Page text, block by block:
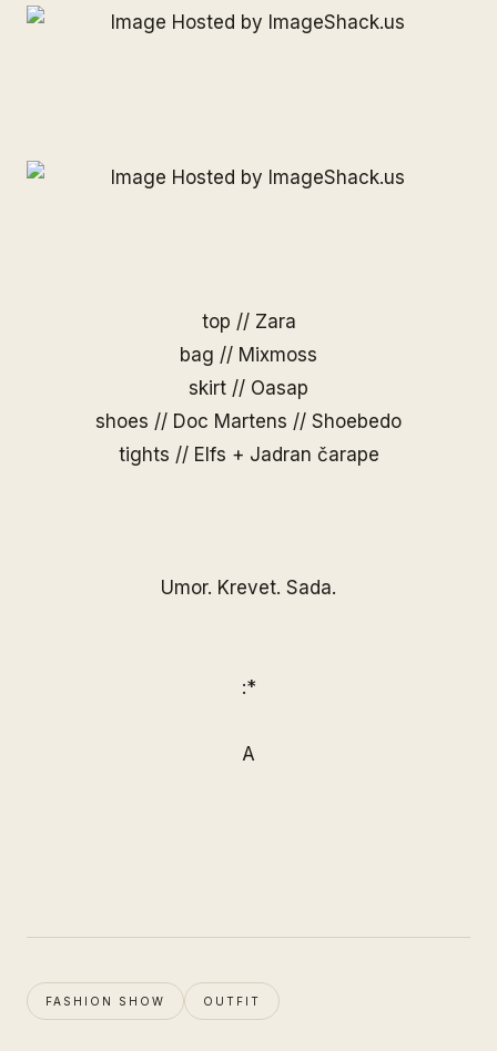
top // Zara
bag // Mixmoss
skirt // Oasap
shoes // Doc Martens // Shoebedo
tights // Elfs + Jadran čarape
Umor. Krevet. Sada.
:*
A
FASHION SHOW OUTFIT